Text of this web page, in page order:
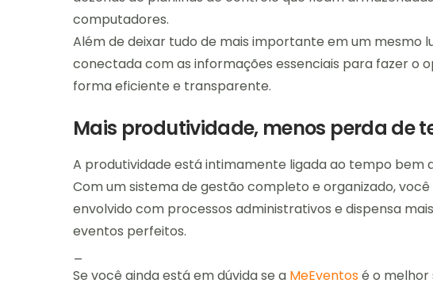
computadores.
Além de deixar tudo de mais importante em um mesmo
conectada com as informações essenciais para fazer o
forma eficiente e transparente.
Mais produtividade, menos perda de
A produtividade está intimamente ligada ao tempo bem
Com um sistema de gestão completo e organizado,
envolvido com processos administrativos e dispensa
eventos perfeitos.
Se você ainda está em dúvida se a MeEventosé o melhor